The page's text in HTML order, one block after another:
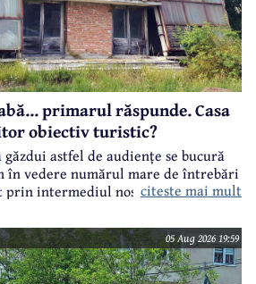
primarul răspunde. Casa
obiectiv turistic?
astfel de audiențe se bucură
în vedere numărul mare de întrebări
prin intermediul nostru primarului
citeste mai mult
05 Aug 2026 19:59